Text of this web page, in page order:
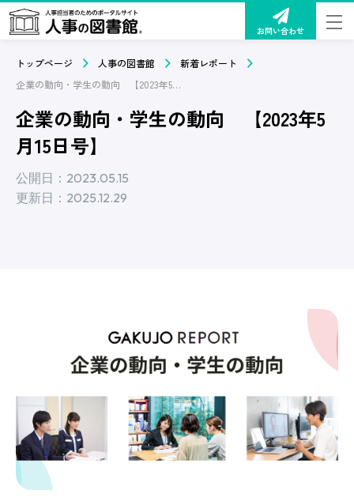
お問い合わせ
トップページ 人事の図書館
新着レポート
企業の動向・学生の動向 【2023年5月15日号】
企業の動向・学生の動向 【2023年5
月15日号】
公開日：2023.05.15
更新日：2025.12.29